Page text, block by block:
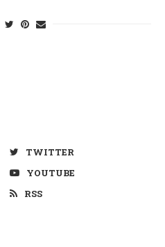
TWITTER
YOUTUBE
RSS